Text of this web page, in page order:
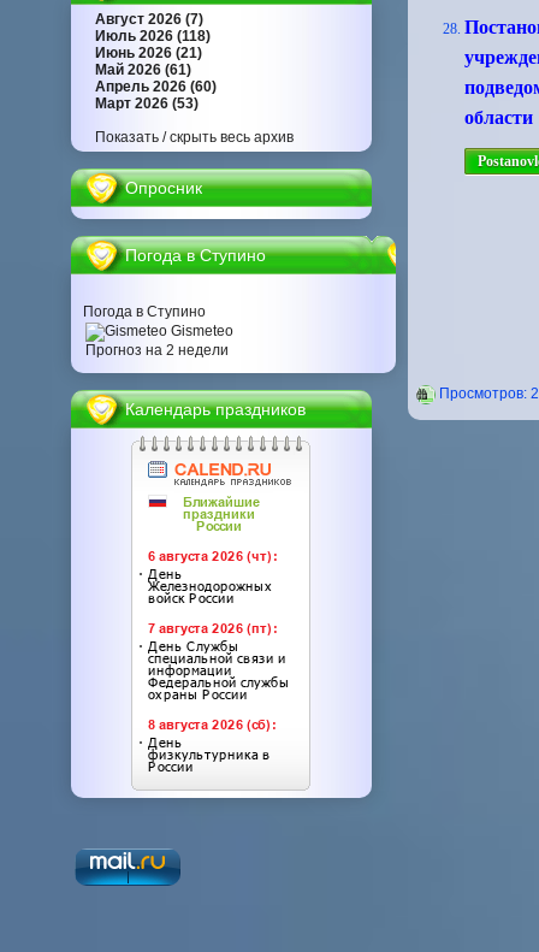
Август 2026 (7)
Июль 2026 (118)
Июнь 2026 (21)
Май 2026 (61)
Апрель 2026 (60)
Март 2026 (53)
Показать / скрыть весь архив
Опросник
Погода в Ступино
Погода в Ступино
Gismeteo
Прогноз на 2 недели
Календарь праздников
области
Проcмотров: